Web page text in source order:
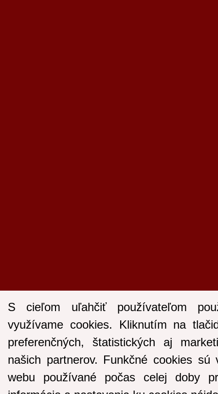
S cieľom uľahčiť používateľom
využívame cookies. Kliknutím na
preferenčných, štatistických aj
našich partnerov. Funkčné cookies sú
webu používané počas celej doby